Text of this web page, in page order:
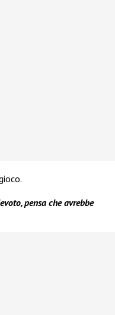
pensa che avrebbe